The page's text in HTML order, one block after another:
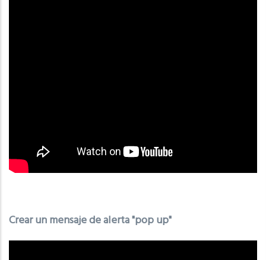
Crear un mensaje de alerta "pop up"